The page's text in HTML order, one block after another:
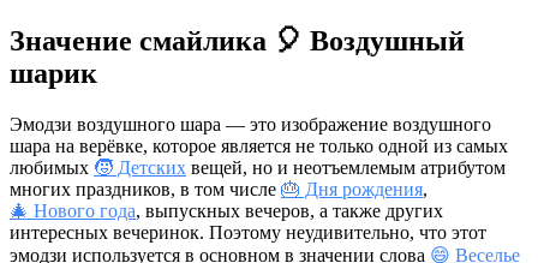
Значение смайлика 🎈 Воздушный
шарик
Эмодзи воздушного шара — это изображение воздушного
шара на верёвке, которое является не только одной из самых
любимых 🧒 Детских вещей, но и неотъемлемым атрибутом
многих праздников, в том числе 🎂 Дня рождения,
🎄 Нового года, выпускных вечеров, а также других
интересных вечеринок. Поэтому неудивительно, что этот
эмодзи используется в основном в значении слова 😄 Веселье